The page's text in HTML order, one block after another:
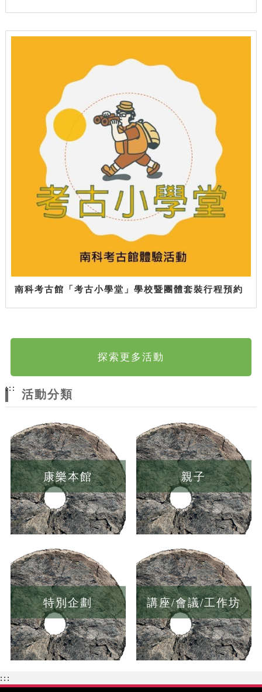
南科考古館「考古小學堂」學校暨團體套裝行程預約
探索更多活動
:::
活動分類
康樂本館 親子
特別企劃 講座/會議/工作坊
:::